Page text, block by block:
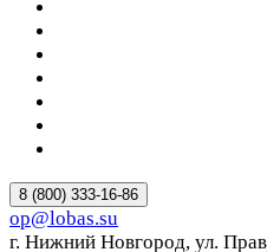
8 (800) 333-16-86
op@lobas.su
г. Нижний Новгород, ул.